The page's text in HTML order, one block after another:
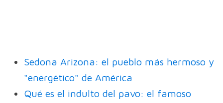
Sedona Arizona: el pueblo más hermoso y
"energético" de América
Qué es el indulto del pavo: el famoso